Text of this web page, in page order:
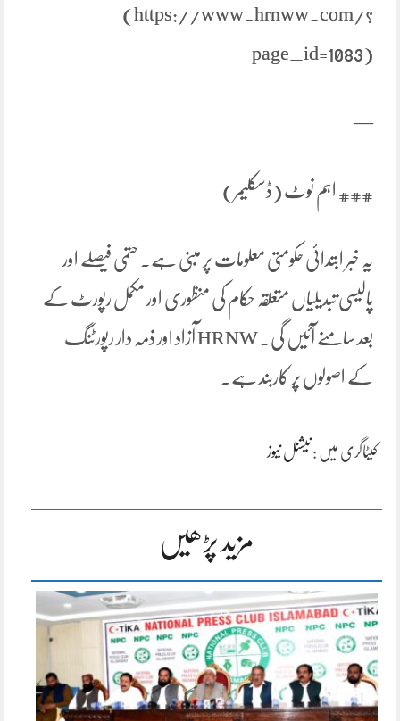
(https://www.hrnww.com/?
page_id=1083)
—
### اہم نوٹ (ڈسکلیمر)
یہ خبر ابتدائی حکومتی معلومات پر مبنی ہے۔ حتمی فیصلے اور
پالیسی تبدیلیاں متعلقہ حکام کی منظوری اور مکمل رپورٹ کے
بعد سامنے آئیں گی۔ HRNW آزاد اور ذمہ دار رپورٹنگ
کے اصولوں پر کاربند ہے۔
کیٹاگری میں : نیشنل نیوز
مزید پڑھیں